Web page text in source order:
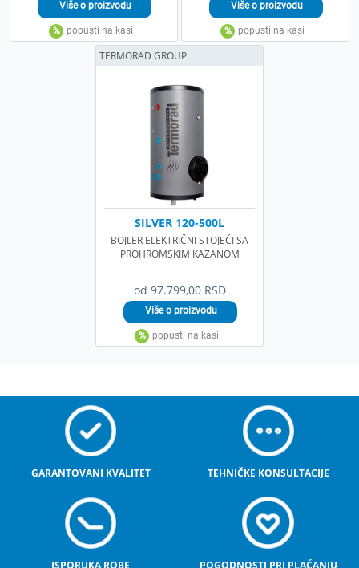
od 97.799,00 RSD
SILVER 120-500L
BOJLER ELEKTRIČNI STOJEĆI SA
PROHROMSKIM KAZANOM
TERMORAD GROUP
GARANTOVANI KVALITET TEHNIČKE KONSULTACIJE
ISPORUKA ROBE POGODNOSTI PRI PLAĆANJU